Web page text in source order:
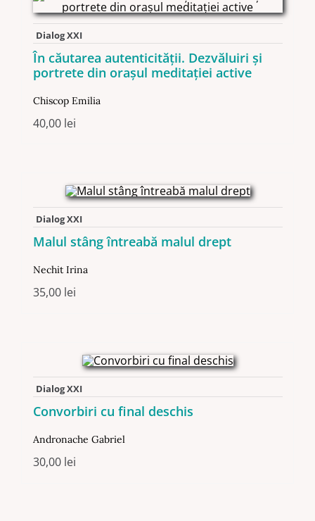
Dialog XXI
În căutarea autenticităţii. Dezvăluiri și
portrete din orașul meditației active
Chiscop Emilia
40,00 lei
Dialog XXI
Malul stâng întreabă malul drept
Nechit Irina
35,00 lei
Dialog XXI
Convorbiri cu final deschis
Andronache Gabriel
30,00 lei